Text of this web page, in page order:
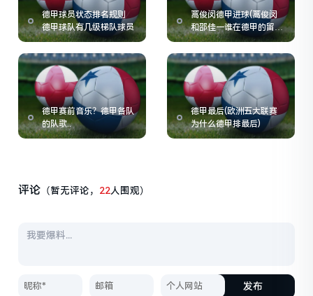
德甲球员状态排名规则
德甲球队有几级梯队球员
蒿俊闵德甲进球(蒿俊闵
和邵佳一谁在德甲的留洋
生涯更成功)
德甲赛前音乐？德甲各队
的队歌..
德甲最后(欧洲五大联赛
为什么德甲排最后)
评论 （暂无评论， 22人围观）
发布